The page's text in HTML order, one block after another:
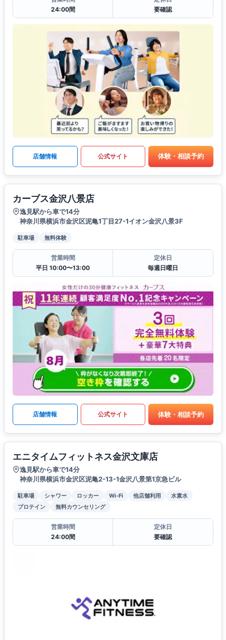
24:00間
要確認
店舗情報 公式サイト 体験・相談予約
カーブス金沢八景店
逸見駅から車で14分
神奈川県横浜市金沢区泥亀1丁目27-1イオン金沢八景3F
駐車場 無料体験
営業時間
平日 10:00〜13:00
定休日
毎週日曜日
店舗情報 公式サイト 体験・相談予約
エニタイムフィットネス金沢文庫店
逸見駅から車で14分
神奈川県横浜市金沢区泥亀2-13-1金沢八景第1京急ビル
駐車場 シャワー ロッカー Wi-Fi 他店舗利用
水素水
プロテイン
無料カウンセリング
営業時間
24:00間
定休日
要確認